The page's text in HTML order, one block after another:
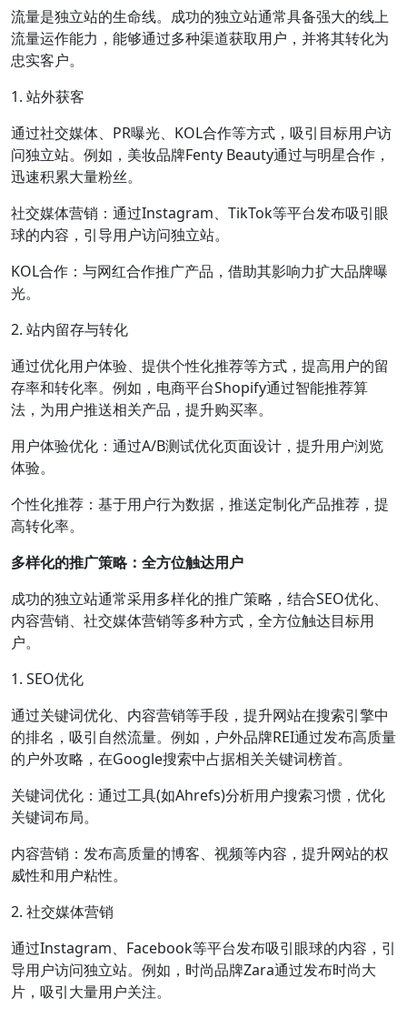
流量是独立站的生命线。成功的独立站通常具备强大的线上
流量运作能力，能够通过多种渠道获取用户，并将其转化为
忠实客户。
1. 站外获客
通过社交媒体、PR曝光、KOL合作等方式，吸引目标用户访
问独立站。例如，美妆品牌Fenty Beauty通过与明星合作，
迅速积累大量粉丝。
社交媒体营销：通过Instagram、TikTok等平台发布吸引眼
球的内容，引导用户访问独立站。
KOL合作：与网红合作推广产品，借助其影响力扩大品牌曝
光。
2. 站内留存与转化
通过优化用户体验、提供个性化推荐等方式，提高用户的留
存率和转化率。例如，电商平台Shopify通过智能推荐算
法，为用户推送相关产品，提升购买率。
用户体验优化：通过A/B测试优化页面设计，提升用户浏览
体验。
个性化推荐：基于用户行为数据，推送定制化产品推荐，提
高转化率。
多样化的推广策略：全方位触达用户
成功的独立站通常采用多样化的推广策略，结合SEO优化、
内容营销、社交媒体营销等多种方式，全方位触达目标用
户。
1. SEO优化
通过关键词优化、内容营销等手段，提升网站在搜索引擎中
的排名，吸引自然流量。例如，户外品牌REI通过发布高质量
的户外攻略，在Google搜索中占据相关关键词榜首。
关键词优化：通过工具(如Ahrefs)分析用户搜索习惯，优化
关键词布局。
内容营销：发布高质量的博客、视频等内容，提升网站的权
威性和用户粘性。
2. 社交媒体营销
通过Instagram、Facebook等平台发布吸引眼球的内容，引
导用户访问独立站。例如，时尚品牌Zara通过发布时尚大
片，吸引大量用户关注。